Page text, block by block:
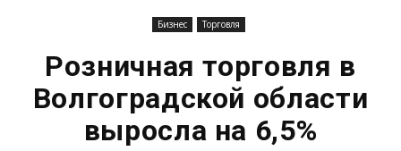
Бизнес Торговля
Розничная торговля в
Волгоградской области
выросла на 6,5%